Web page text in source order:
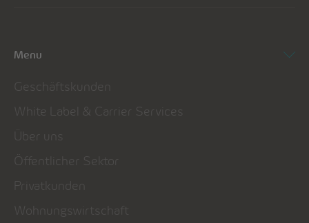
Menu
Geschäftskunden
White Label & Carrier Services
Über uns
Öffentlicher Sektor
Privatkunden
Wohnungswirtschaft